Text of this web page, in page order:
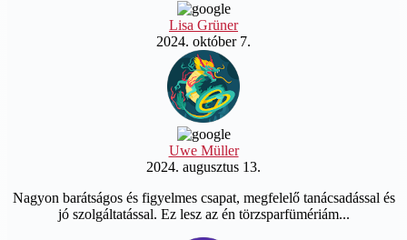
Lisa Grüner
2024. október 7.
Uwe Müller
2024. augusztus 13.
Nagyon barátságos és figyelmes csapat, megfelelő tanácsadással és
jó szolgáltatással. Ez lesz az én törzsparfümériám...